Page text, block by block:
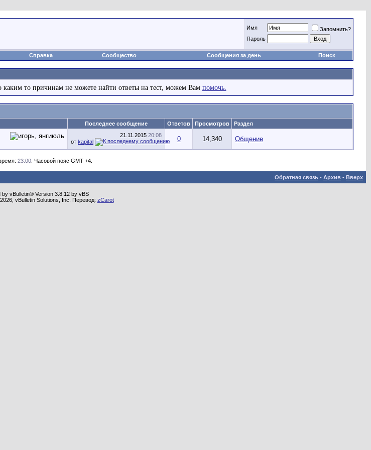
Имя
Запомнить?
Пароль
Справка Сообщество Сообщения за день Поиск
каким то причинам не можете найти ответы на тест, можем Вам помочь.
Последнее сообщение Ответов Просмотров Раздел
21.11.2015 20:08
от kapital 0 14,340 Общение
23:00 . Часовой пояс GMT +4.
Обратная связь - Архив - Вверх
by vBulletin® Version 3.8.12 by vBS
vBulletin Solutions, Inc. Перевод: zCarot